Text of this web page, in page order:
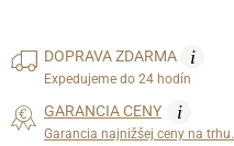
DOPRAVAZDARMA i
Expedujeme do 24 hodín
GARANCIA CENY i
Garancia najnižšej ceny na trhu.